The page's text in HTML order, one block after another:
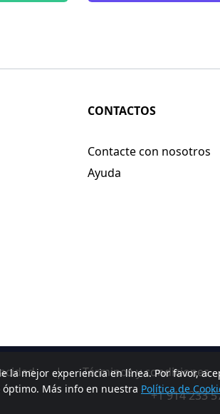
la mejor experiencia en línea. Por favor,
Más info en nuestra Política de
CONTACTOS
Contacte con nosotros
Ayuda
| Términos y condiciones
+1 914 233